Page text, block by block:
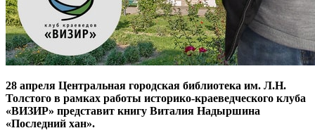
28 апреля Центральная городская библиотека им. Л.Н.
Толстого в рамках работы историко-краеведческого клуба
«ВИЗИР» представит книгу Виталия Надыршина
«Последний хан».